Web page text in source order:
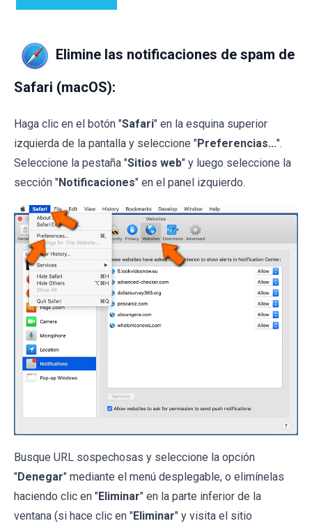
Elimine las notificaciones de spam de
Safari (macOS):
Haga clic en el botón "Safari" en la esquina superior
izquierda de la pantalla y seleccione "Preferencias...".
Seleccione la pestaña "Sitios web" y luego seleccione la
sección "Notificaciones" en el panel izquierdo.
Busque URL sospechosas y seleccione la opción
"Denegar" mediante el menú desplegable, o elimínelas
haciendo clic en "Eliminar" en la parte inferior de la
ventana (si hace clic en "Eliminar" y visita el sitio